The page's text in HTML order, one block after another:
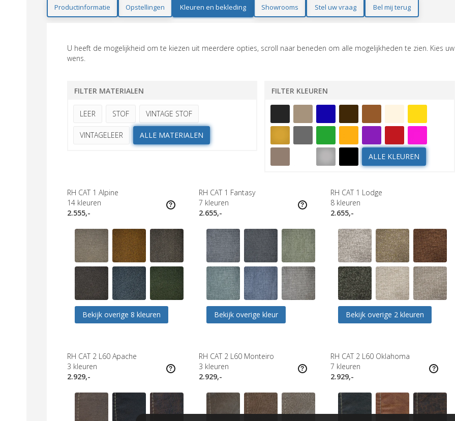
Productinformatie Opstellingen Kleuren en bekleding Showrooms Stel uw vraag Bel mij terug
U heeft de mogelijkheid om te kiezen uit meerdere opties, scroll naar beneden om alle mogelijkheden te zien. Kies uw
wens.
FILTER MATERIALEN
LEER STOF VINTAGE STOF
VINTAGELEER ALLE MATERIALEN
FILTER KLEUREN
ALLE KLEUREN
RH CAT 1 Alpine
14 kleuren
2.555,-
Bekijk overige 8 kleuren
RH CAT 1 Fantasy
7 kleuren
2.655,-
Bekijk overige kleur
RH CAT 1 Lodge
8 kleuren
2.655,-
Bekijk overige 2 kleuren
RH CAT 2 L60 Apache
3 kleuren
2.929,-
RH CAT 2 L60 Monteiro
3 kleuren
2.929,-
RH CAT 2 L60 Oklahoma
7 kleuren
2.929,-